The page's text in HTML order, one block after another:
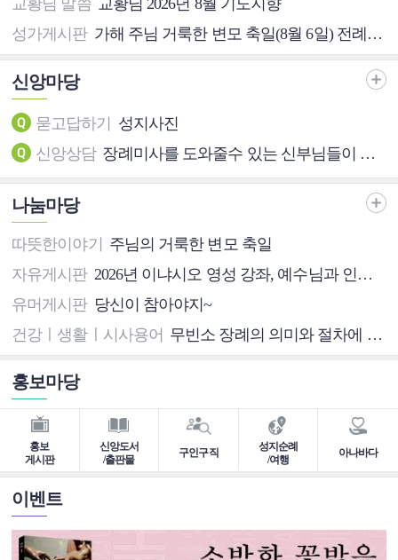
교황님 말씀 교황님 2026년 8월 기도지향
성가게시판 가해 주님 거룩한 변모 축일(8월 6일) 전례성경 공부/묵상 자료
신앙마당
묻고답하기
성지사진
신앙상담 장례미사를 도와줄수 있는 신부님들이 있을까요?
나눔마당
따뜻한이야기
주님의 거룩한 변모 축일
자유게시판 2026년 이냐시오 영성 강좌, 예수님과 인생을 걷다(9월15일-10월20일, 매주 화, 14시, 서울 영등포구 한국CLC강의실)
유머게시판 당신이 참아야지~
건강ㅣ생활ㅣ시사용어 무빈소 장례의 의미와 절차에 대한 정보
홍보마당
홍보
게시판
신앙도서
/출판물
구인구직
성지순례
/여행
아나바다
이벤트